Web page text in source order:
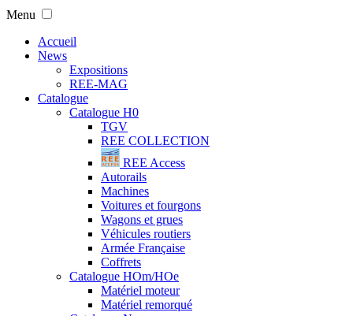
Menu
Accueil
News
Expositions
REE-MAG
Catalogue
Catalogue H0
TGV
REE COLLECTION
REE Access
Autorails
Machines
Voitures et fourgons
Wagons et grues
Véhicules routiers
Armée Française
Coffrets
Catalogue HOm/HOe
Matériel moteur
Matériel remorqué